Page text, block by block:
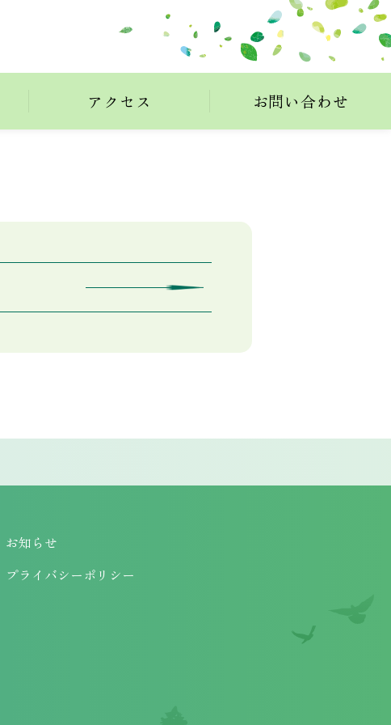
アクセス お問い合わせ
お知らせ
プライバシーポリシー